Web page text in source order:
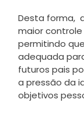
Desta forma,
maior
permitindo
adequada
futuros pais
a pressão da
objetivos